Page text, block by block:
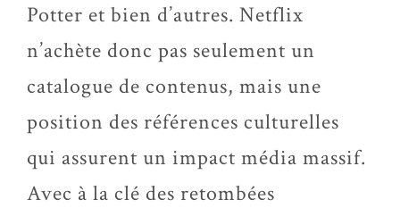
Potter et bien d’autres. Netflix
n’achète donc pas seulement un
catalogue de contenus, mais une
position des références culturelles
qui assurent un impact média massif.
Avec à la clé des retombées